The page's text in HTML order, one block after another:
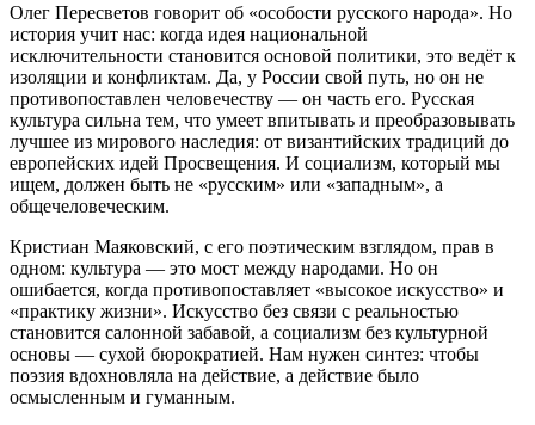
Олег Пересветов говорит об «особости русского народа». Но
история учит нас: когда идея национальной
исключительности становится основой политики, это ведёт к
изоляции и конфликтам. Да, у России свой путь, но он не
противопоставлен человечеству — он часть его. Русская
культура сильна тем, что умеет впитывать и преобразовывать
лучшее из мирового наследия: от византийских традиций до
европейских идей Просвещения. И социализм, который мы
ищем, должен быть не «русским» или «западным», а
общечеловеческим.
Кристиан Маяковский, с его поэтическим взглядом, прав в
одном: культура — это мост между народами. Но он
ошибается, когда противопоставляет «высокое искусство» и
«практику жизни». Искусство без связи с реальностью
становится салонной забавой, а социализм без культурной
основы — сухой бюрократией. Нам нужен синтез: чтобы
поэзия вдохновляла на действие, а действие было
осмысленным и гуманным.